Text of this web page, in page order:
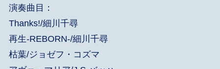
演奏曲目：
Thanks!/細川千尋
再生-REBORN-/細川千尋
枯葉/ジョゼフ・コズマ